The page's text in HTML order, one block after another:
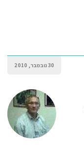
30 נובמבר, 2010